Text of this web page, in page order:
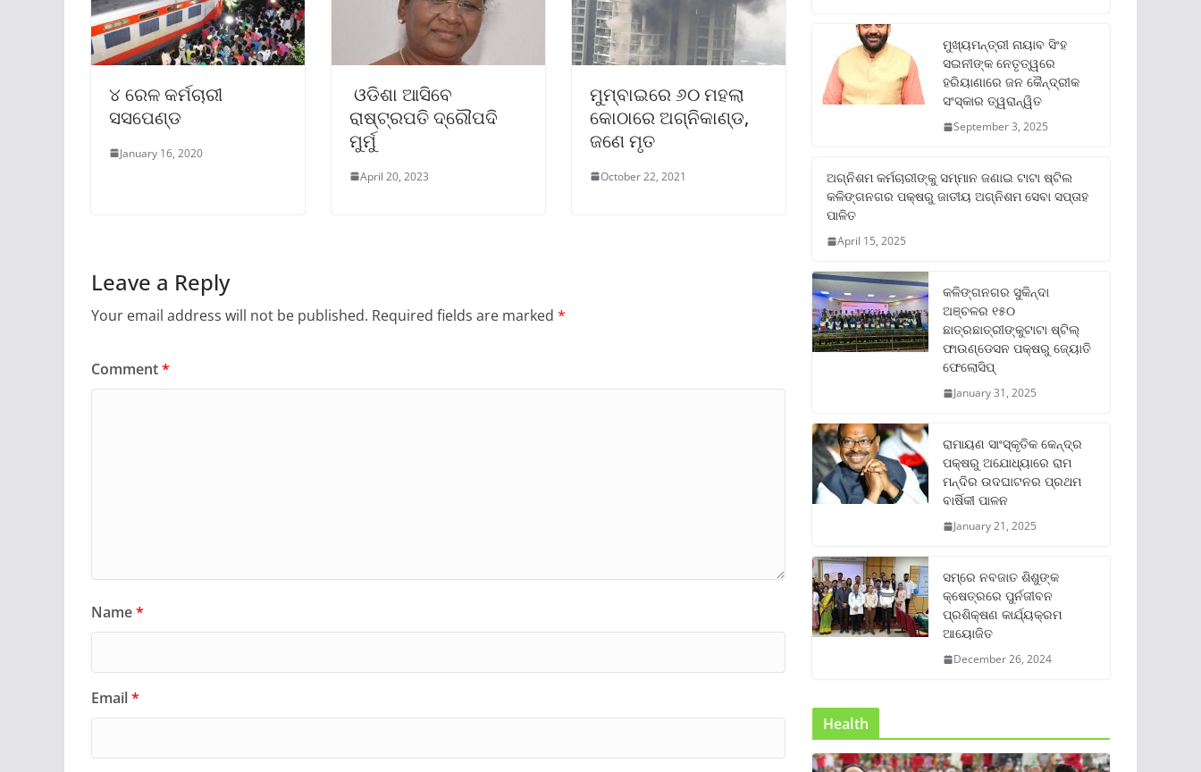
୪ ରେଳ କର୍ମଚାରୀ
ସସପେଣ୍ଡ
January 16, 2020
ଓଡିଶା ଆସିବେ
ରାଷ୍ଟ୍ରପତି ଦ୍ରୌପଦି
ମୁର୍ମୁ
April 20, 2023
ମୁମ୍ବାଇରେ ୬୦ ମହଲା
କୋଠାରେ ଅଗ୍ନିକାଣ୍ଡ,
ଜଣେ ମୃତ
October 22, 2021
Leave a Reply
Your email address will not be published. Required fields are marked *
Comment*
Name*
Email*
ମୁଖ୍ୟମନ୍ତ୍ରୀ ନାୟାବ ସିଂହ
ସଇନୀଙ୍କ ନେତୃତ୍ୱରେ
ହରିୟାଣାରେ ଜନ କୈନ୍ଦ୍ରୀକ
ସଂସ୍କାର ତ୍ୱରାନ୍ୱିତ
September 3, 2025
ଅଗ୍ନିଶମ କର୍ମଚାରୀଙ୍କୁ ସମ୍ମାନ ଜଣାଇ ଟାଟା ଷ୍ଟିଲ
କଳିଙ୍ଗନଗର ପକ୍ଷରୁ ଜାତୀୟ ଅଗ୍ନିଶମ ସେବା ସପ୍ତାହ
ପାଳିତ
April 15, 2025
କଳିଙ୍ଗନଗର ସୁକିନ୍ଦା
ଅଞ୍ଚଳର ୧୫୦
ଛାତ୍ରଛାତ୍ରୀଙ୍କୁଟାଟା ଷ୍ଟିଲ୍
ଫାଉଣ୍ଡେସନ ପକ୍ଷରୁ ଜ୍ୟୋତି
ଫେଲୋସିପ୍‌
January 31, 2025
ରାମାୟଣ ସାଂସ୍କୃତିକ କେନ୍ଦ୍ର
ପକ୍ଷରୁ ଅଯୋଧ୍ୟାରେ ରାମ
ମନ୍ଦିର ଉଦଘାଟନର ପ୍ରଥମ
ବାର୍ଷିକୀ ପାଳନ
January 21, 2025
ସମ୍‌ରେ ନବଜାତ ଶିଶୁଙ୍କ
କ୍ଷେତ୍ରରେ ପୁର୍ନଜୀବନ
ପ୍ରଶିକ୍ଷଣ କାର୍ଯ୍ୟକ୍ରମ
ଆୟୋଜିତ
December 26, 2024
Health